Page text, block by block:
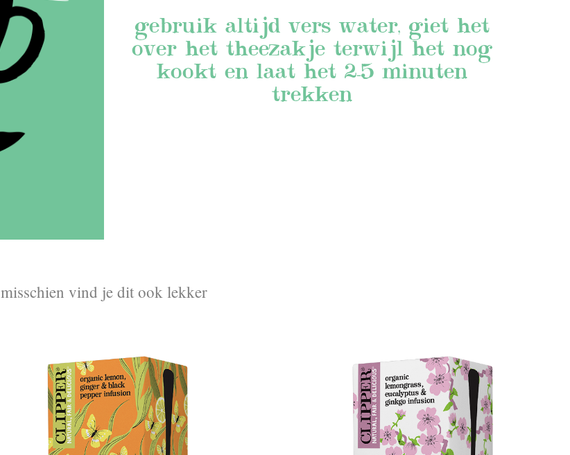
gebruik altijd vers water, giet het
over het theezakje terwijl het nog
kookt en laat het 2-5 minuten
trekken
misschien vind je dit ook lekker